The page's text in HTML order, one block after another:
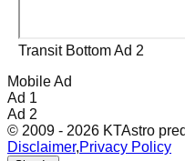
Transit Bottom Ad 2
Mobile Ad
Ad 1
Ad 2
© 2009 - 2026 KTAstro
Disclaimer,Privacy Policy